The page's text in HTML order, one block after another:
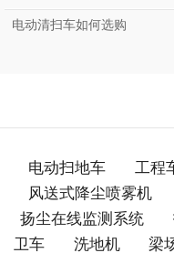
电动清扫车如何选购
电动扫地车 工程
风送式降尘喷雾机
扬尘在线监测系统
卫车
洗地机 梁